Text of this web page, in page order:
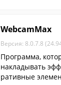
WebcamMax
Версия: 8.0.7.8
Программа,
накладывать
ративные